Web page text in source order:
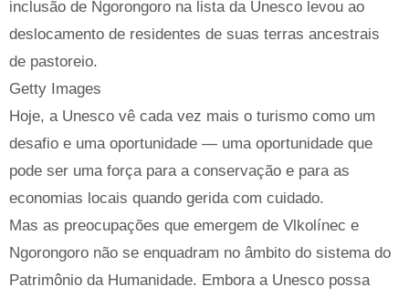
inclusão de Ngorongoro na lista da Unesco levou ao
deslocamento de residentes de suas terras ancestrais
de pastoreio.
Getty Images
Hoje, a Unesco vê cada vez mais o turismo como um
desafio e uma oportunidade — uma oportunidade que
pode ser uma força para a conservação e para as
economias locais quando gerida com cuidado.
Mas as preocupações que emergem de Vlkolínec e
Ngorongoro não se enquadram no âmbito do sistema do
Patrimônio da Humanidade. Embora a Unesco possa